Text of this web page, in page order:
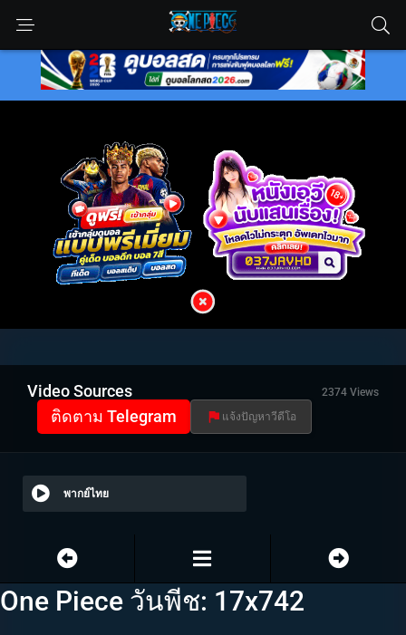
Video Sources 2374 Views
ติดตาม Telegram แจ้งปัญหาวีดีโอ
พากย์ไทย
One Piece วันพีช: 17x742